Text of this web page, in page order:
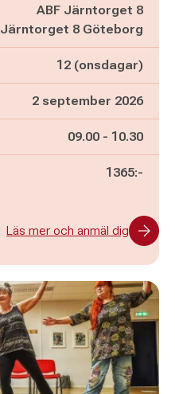
ABF Järntorget 8
Järntorget 8 Göteborg
12 (onsdagar)
2 september 2026
Pågår mellan
09.00 - och
10.30
1365:-
Läs mer och anmäl dig